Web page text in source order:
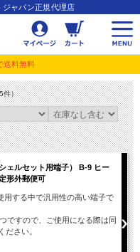
ャパン正規代理店
送料無料
件）
ェルセット用端子） B-9 ヒー
形外郵便可
用する中で汎用性の高い端子で
ですので、ご使用になる際は同
ださい。